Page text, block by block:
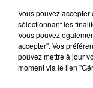
Vous pouvez accepter
sélectionnant les
Vous pouvez
accepter". Vos
pouvez mettre à jour
moment via le lien